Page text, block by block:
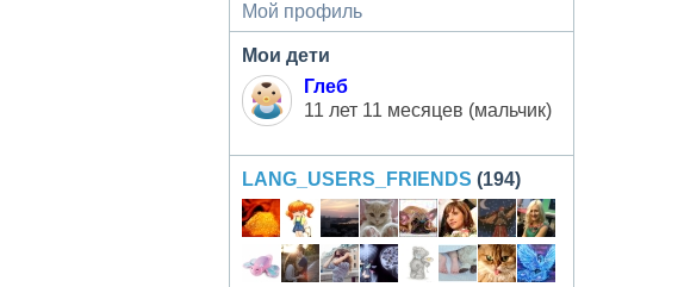
Мой профиль
Мои дети
Глеб
11 лет 11 месяцев (мальчик)
LANG_USERS_FRIENDS (194)